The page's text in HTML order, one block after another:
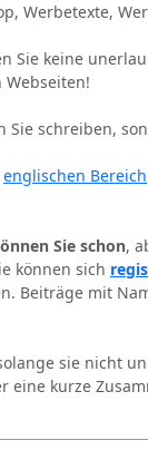
Werbetexte,
Sie keine
Sie schreiben,
englischen Bereich
Sie schon,
können sich
Beiträge mit
sie nicht
eine kurze